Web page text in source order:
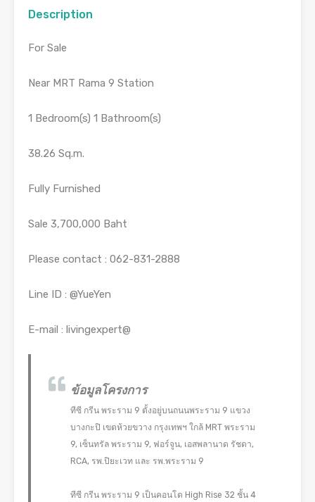
Description
For Sale
Near MRT Rama 9 Station
1 Bedroom(s) 1 Bathroom(s)
38.26 Sq.m.
Fully Furnished
Sale 3,700,000 Baht
Please contact : 062-831-2888
Line ID : @YueYen
E-mail : livingexpert@
ข้อมูลโครงการ
ทีซี กรีน พระราม 9 ตั้งอยู่บนถนนพระราม 9 แขวง
บางกะปิ เขตห้วยขวาง กรุงเทพฯ ใกล้ MRT พระราม
9, เซ็นทรัล พระราม 9, ฟอร์จูน, เอสพลานาด รัชดา,
RCA, รพ.ปิยะเวท และ รพ.พระราม 9
ทีซี กรีน พระราม 9 เป็นคอนโด High Rise 32 ชั้น 4